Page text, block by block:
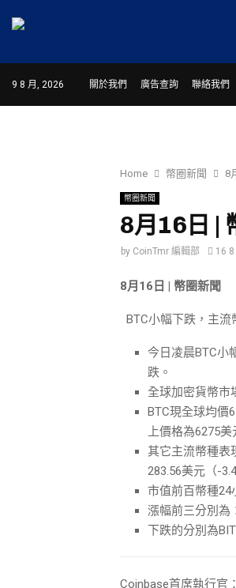
9 8 月, 2026 關於我們 廣告查詢 聯絡我們
Home 幣圈新聞 8
幣圈新聞
8月16日 |
by CoinTmr 編輯部 16
8月16日 | 幣圈新聞
BTC小幅下跌，主流
今日凌晨BTC小
跌。
全球加密貨幣市
BTC現全球均價
上價格為6275美
其它主流幣種表
283.56美元（-
市值前百幣種24
漲幅前三分別為
下跌的分別為
Coinbase首席執行官